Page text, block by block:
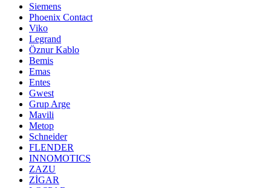
Siemens
Phoenix Contact
Viko
Legrand
Öznur Kablo
Bemis
Emas
Entes
Gwest
Grup Arge
Mavili
Metop
Schneider
FLENDER
INNOMOTICS
ZAZU
ZİGAR